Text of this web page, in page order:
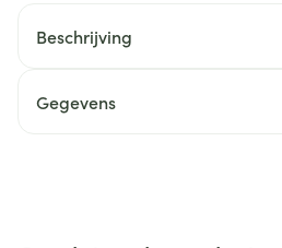
Beschrijving
Gegevens